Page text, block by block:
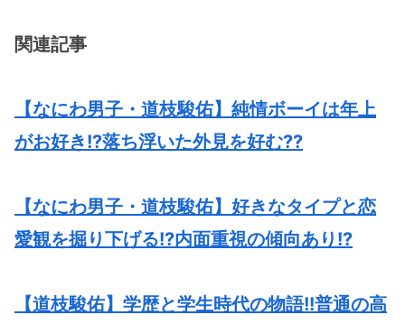
関連記事
【なにわ男子・道枝駿佑】純情ボーイは年上
がお好き!?落ち浮いた外見を好む??
【なにわ男子・道枝駿佑】好きなタイプと恋
愛観を掘り下げる!?内面重視の傾向あり!?
【道枝駿佑】学歴と学生時代の物語!!普通の高